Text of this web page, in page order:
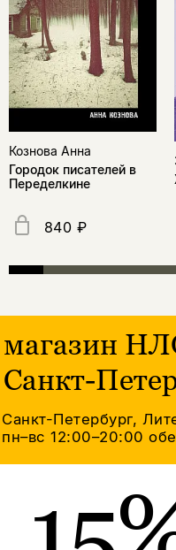
Кознова Анна
Городок писателей в
Переделкине
840 ₽
магазин
Санкт-
Санкт-Петербург,
пн–вс 12:00–20:00